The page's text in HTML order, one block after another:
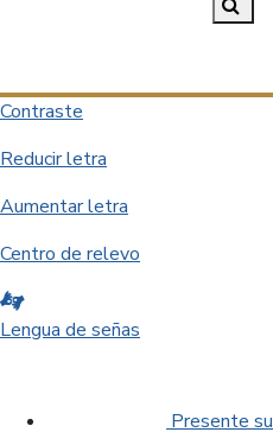
Contraste
Reducir letra
Aumentar letra
Centro de relevo
Lengua de señas
Presente